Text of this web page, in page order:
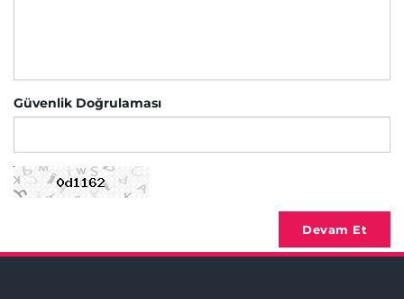
Güvenlik Doğrulaması
Devam Et